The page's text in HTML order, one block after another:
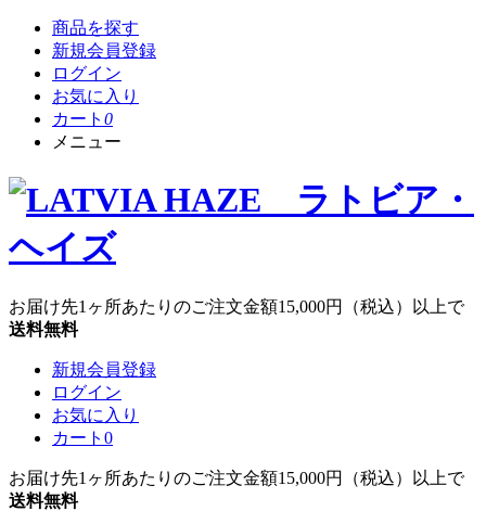
商品を探す
新規会員登録
ログイン
お気に入り
カート 0
メニュー
お届け先1ヶ所あたりのご注文金額15,000円
（税込）以上で
送料無料
新規会員登録
ログイン
お気に入り
カート 0
お届け先1ヶ所あたりのご注文金額15,000円
（税込）以上で
送料無料